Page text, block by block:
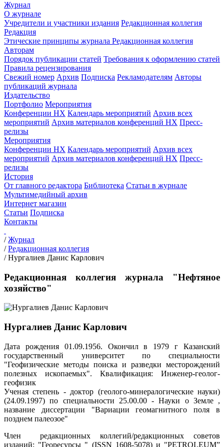
Журнал
О журнале
Учредители и участники издания Редакционная коллегия
Редакция
Этические принципы журнала Редакционная коллегия
Авторам
Порядок публикации статей Требования к оформлению статей
Правила рецензирования
Свежий номер Архив Подписка Рекламодателям Авторы
публикаций журнала
Издательство
Портфолио Мероприятия
Конференции НХ Календарь мероприятий Архив всех
мероприятий Архив материалов конференций НХ Пресс-
релизы
Мероприятия
Конференции НХ Календарь мероприятий Архив всех
мероприятий Архив материалов конференций НХ Пресс-
релизы
История
От главного редактора Библиотека Статьи в журнале
Мультимедийный архив
Интернет магазин
Статьи Подписка
Контакты
/Журнал
/Редакционная коллегия
/Нургалиев Данис Карлович
Редакционная коллегия журнала "Нефтяное
хозяйство"
Нургалиев Данис Карлович
Дата рождения 01.09.1956. Окончил в 1979 г Казанский
государственный университет по специальности
"Геофизические методы поиска и разведки месторождений
полезных ископаемых". Квалификация: Инженер-геолог-
геофизик
Ученая степень - доктор (геолого-минералогические науки)
(24.09.1997) по специальности 25.00.00 - Науки о Земле ,
название диссертации "Вариации геомагнитного поля в
позднем палеозое"
Член редакционных коллегий/редакционных советов
изданий: "Георесурсы " (ISSN 1608-5078) и "PETROLEUM”